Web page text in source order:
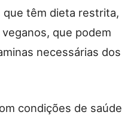
que têm dieta restrita,
que podem
necessárias dos
condições de saúde